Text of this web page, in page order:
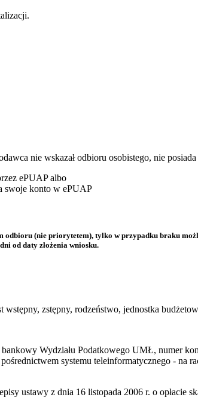
nie wskazał odbioru osobistego, nie
ePUAP albo
swoje konto w ePUAP
odbioru (nie priorytetem), tylko w przypadku braku
od daty złożenia wniosku.
zstępny, rodzeństwo, jednostka
Wydziału Podatkowego UMŁ, numer
systemu teleinformatycznego -
ustawy z dnia 16 listopada 2006 r. o opłacie